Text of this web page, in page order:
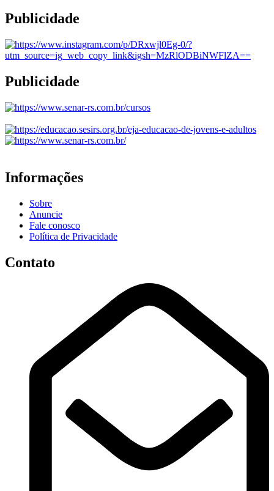
Publicidade
Publicidade
Informações
Sobre
Anuncie
Fale conosco
Política de Privacidade
Contato